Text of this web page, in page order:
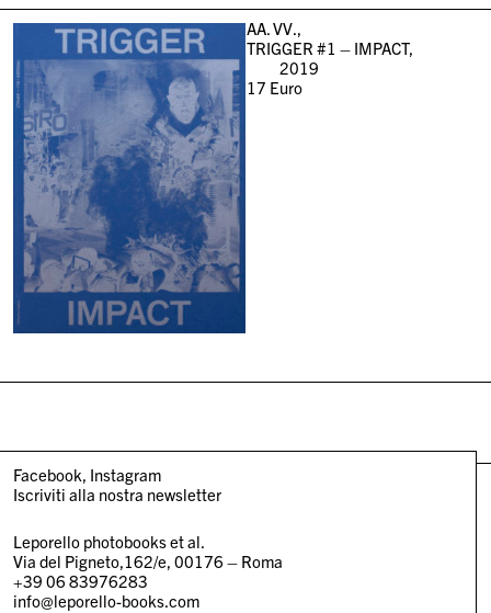
AA. VV.,
TRIGGER #1 – IMPACT,
2019
17 Euro
Facebook Instagram
Iscriviti alla nostra newsletter
Leporello photobooks et al.
Via del Pigneto,162/e, 00176 – Roma
+39 06 83976283
info@leporello-books.com